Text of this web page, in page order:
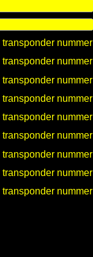
transponder nummer
transponder nummer
transponder nummer
transponder nummer
transponder nummer
transponder nummer
transponder nummer
transponder nummer
transponder nummer